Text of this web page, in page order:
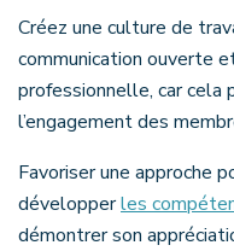
Créez une culture de
communication ouverte
professionnelle, car cela
l’engagement des
Favoriser une approche
développerles
démontrer son